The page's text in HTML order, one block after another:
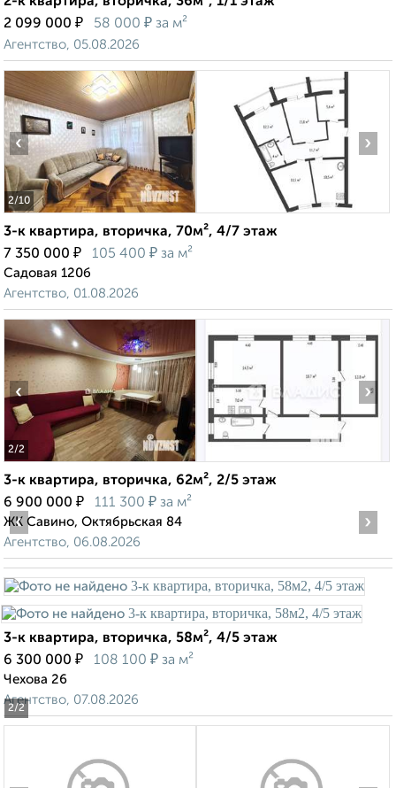
2 099 000 ₽ 58 000 ₽ за м²
Агентство, 05.08.2026
2/10
‹ ›
3-к квартира, вторичка, 70м², 4/7 этаж
7 350 000 ₽ 105 400 ₽ за м²
Садовая 120б
Агентство, 01.08.2026
2/2
‹ ›
3-к квартира, вторичка, 62м², 2/5 этаж
6 900 000 ₽ 111 300 ₽ за м²
ЖК Савино, Октябрьская 84
Агентство, 06.08.2026
2/2
‹ ›
3-к квартира, вторичка, 58м², 4/5 этаж
6 300 000 ₽ 108 100 ₽ за м²
Чехова 26
Агентство, 07.08.2026